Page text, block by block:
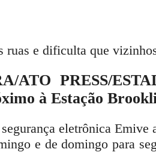
ruas e dificulta que
ATO PRESS/
à Estação
eletrônica
e de domingo para